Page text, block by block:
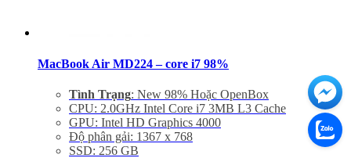
MacBook Air MD224 – core i7 98%
Tình Trạng: New 98% Hoặc OpenBox
CPU: 2.0GHz Intel Core i7 3MB L3 Cache
GPU: Intel HD Graphics 4000
Độ phân gải: 1367 x 768
SSD: 256 GB